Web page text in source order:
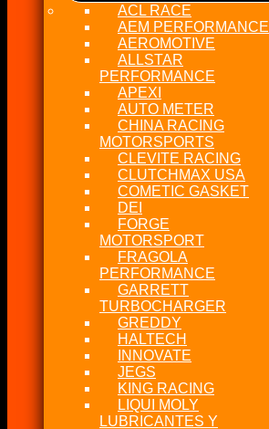
ACL RACE
AEM PERFORMANCE
AEROMOTIVE
ALLSTAR
PERFORMANCE
APEXI
AUTO METER
CHINA RACING
MOTORSPORTS
CLEVITE RACING
CLUTCHMAX USA
COMETIC GASKET
DEI
FORGE
MOTORSPORT
FRAGOLA
PERFORMANCE
GARRETT
TURBOCHARGER
GREDDY
HALTECH
INNOVATE
JEGS
KING RACING
LIQUI MOLY
LUBRICANTES Y